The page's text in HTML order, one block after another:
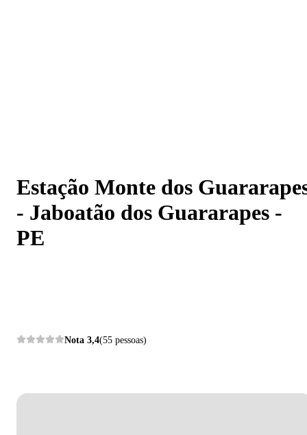
Estação Monte dos
- Jaboatão dos Guararapes -
PE
Nota 3,4(55 pessoas)